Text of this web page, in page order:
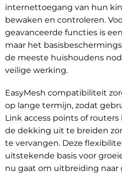
internettoegang van hun
bewaken en controleren.
geavanceerde functies is
maar het
de meeste huishoudens
veilige werking.
EasyMesh compatibiliteit
op lange termijn, zodat
Link access points of
de dekking uit te breiden
te vervangen. Deze
uitstekende basis voor
nu gaat om uitbreiding naar